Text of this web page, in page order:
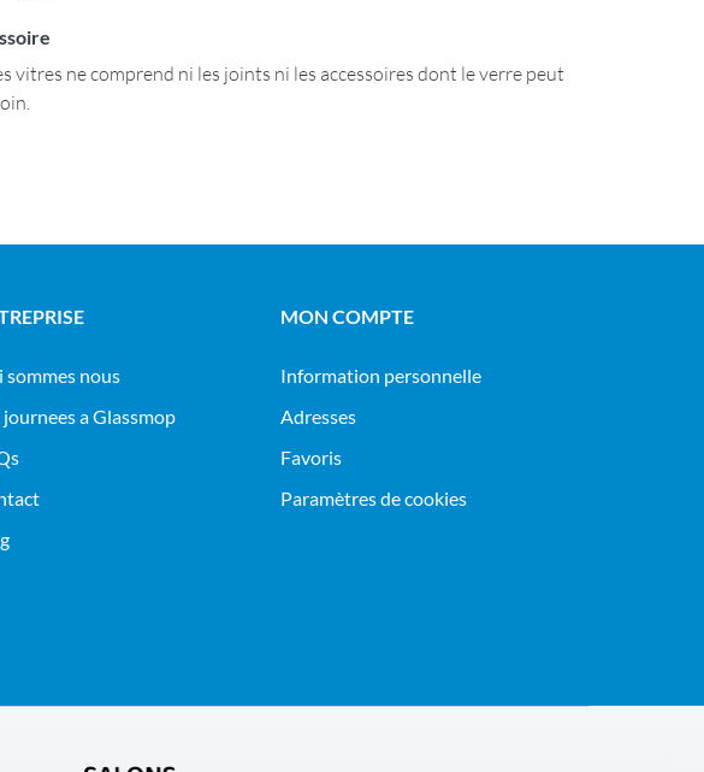
vitres ne comprend ni les joints ni les accessoires dont le verre peut
sommes nous
journees a Glassmop
MON COMPTE
Information personnelle
Adresses
Favoris
Paramètres de cookies